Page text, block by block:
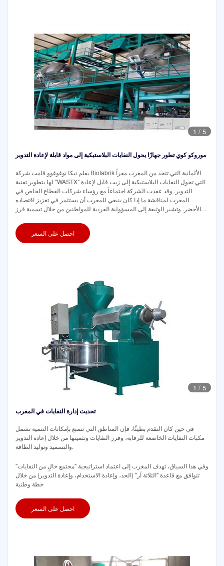
1 / 5
موروكو كوي تطور جهازًا يحول النفايات البلاستيكية إلى مواد قابلة لإعادة التدوير
بقلم نيكا نوغوغوو قامت شركة Biofabrik الألمانية التي تتخذ من المغرب مقراً
لها بتطوير تقنية "WASTX" التي تحول النفايات البلاستيكية إلى زيت قابل لإعادة
التدوير. وقد عقدت الشركة اجتماعاً مع رؤساء شركات القطاع الخاص في
المغرب لمناقشة ما إذا كان ينبغي للمغرب أن يستثمر في تعزيز اقتصاده
الأخضر. وتشير الوثيقة إلى المسؤولية الفردية للمواطنين من خلال تسمية فرز
احصل على السعر
1 / 5
تحديث إدارة النفايات في المغرب
في حين كان التقدم بطيئًا، فإن المناطق التي تتمتع بإمكانات التنمية تشمل
مكبات النفايات الخاضعة للرقابة، وفرز النفايات وتثمينها من خلال إعادة التدوير
والتسميد وتوليد الطاقة.
وفي هذا السياق، تهدف المغرب إلى اعتماد استراتيجية "مجتمع خالٍ من النفايات"
تتوافق مع قاعدة "الثلاثة آر" (الحد، وإعادة الاستخدام، وإعادة التدوير) من خلال
خطة وطنية
احصل على السعر